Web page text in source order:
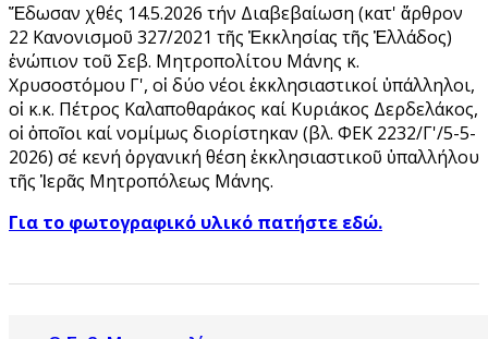
Ἔδωσαν χθές 14.5.2026 τήν Διαβεβαίωση (κατ' ἄρθρον
22 Κανονισμοῦ 327/2021 τῆς Ἐκκλησίας τῆς Ἑλλάδος)
ἐνώπιον τοῦ Σεβ. Μητροπολίτου Μάνης κ.
Χρυσοστόμου Γ', οἱ δύο νέοι ἐκκλησιαστικοί ὑπάλληλοι,
οἱ κ.κ. Πέτρος Καλαποθαράκος καί Κυριάκος Δερδελάκος,
οἱ ὁποῖοι καί νομίμως διορίστηκαν (βλ. ΦΕΚ 2232/Γ'/5-5-
2026) σέ κενή ὀργανική θέση ἐκκλησιαστικοῦ ὑπαλλήλου
τῆς Ἱερᾶς Μητροπόλεως Μάνης.
Για το φωτογραφικό υλικό πατήστε εδώ.